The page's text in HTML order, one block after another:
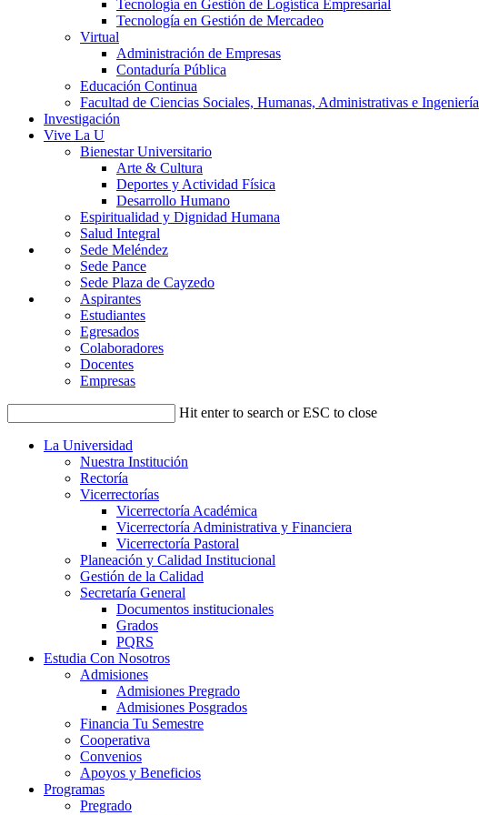
Tecnología en Gestión de Logística Empresarial
Tecnología en Gestión de Mercadeo
Virtual
Administración de Empresas
Contaduría Pública
Educación Continua
Facultad de Ciencias Sociales, Humanas, Administrativas e Ingeniería
Investigación
Vive La U
Bienestar Universitario
Arte & Cultura
Deportes y Actividad Física
Desarrollo Humano
Espiritualidad y Dignidad Humana
Salud Integral
Sede Meléndez
Sede Pance
Sede Plaza de Cayzedo
Aspirantes
Estudiantes
Egresados
Colaboradores
Docentes
Empresas
Hit enter to search or ESC to close
La Universidad
Nuestra Institución
Rectoría
Vicerrectorías
Vicerrectoría Académica
Vicerrectoría Administrativa y Financiera
Vicerrectoría Pastoral
Planeación y Calidad Institucional
Gestión de la Calidad
Secretaría General
Documentos institucionales
Grados
PQRS
Estudia Con Nosotros
Admisiones
Admisiones Pregrado
Admisiones Posgrados
Financia Tu Semestre
Cooperativa
Convenios
Apoyos y Beneficios
Programas
Pregrado